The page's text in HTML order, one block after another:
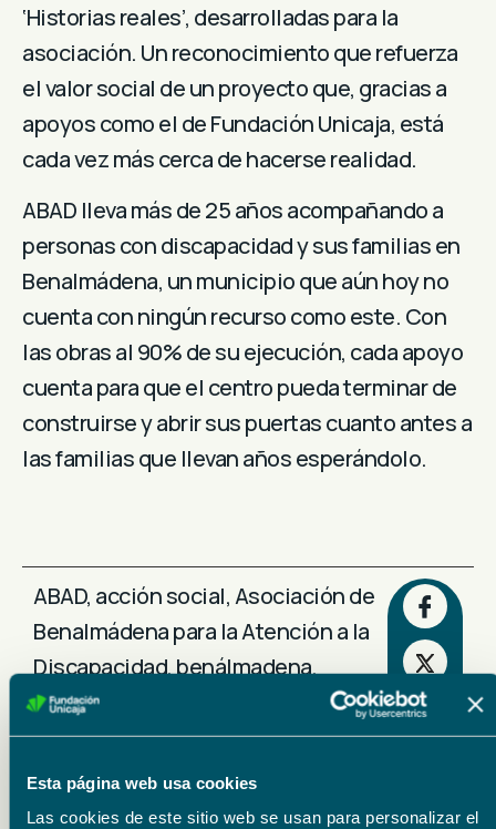
Esta página web usa cookies
Las cookies de este sitio web se usan para personalizar el
‘Historias reales’, desarrolladas para la
asociación. Un reconocimiento que refuerza
el valor social de un proyecto que, gracias a
apoyos como el de Fundación Unicaja, está
cada vez más cerca de hacerse realidad.
ABAD lleva más de 25 años acompañando a
personas con discapacidad y sus familias en
Benalmádena, un municipio que aún hoy no
cuenta con ningún recurso como este. Con
las obras al 90% de su ejecución, cada apoyo
cuenta para que el centro pueda terminar de
construirse y abrir sus puertas cuanto antes a
las familias que llevan años esperándolo.
ABAD, acción social,Asociación de
Benalmádena para la Atención a la
Discapacidad,benálmadena,
Centro de día